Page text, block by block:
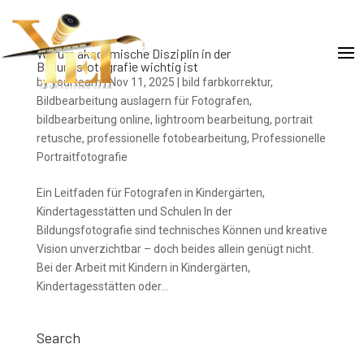
Warum akademische Disziplin in der
Bildungsfotografie wichtig ist
byyourteam|Nov 11, 2025 bild farbkorrektur,
Bildbearbeitung auslagern für Fotografen,
bildbearbeitung online, lightroom bearbeitung, portrait
retusche, professionelle fotobearbeitung, Professionelle
Portraitfotografie
Ein Leitfaden für Fotografen in Kindergärten,
Kindertagesstätten und Schulen In der
Bildungsfotografie sind technisches Können und kreative
Vision unverzichtbar – doch beides allein genügt nicht.
Bei der Arbeit mit Kindern in Kindergärten,
Kindertagesstätten oder...
Search